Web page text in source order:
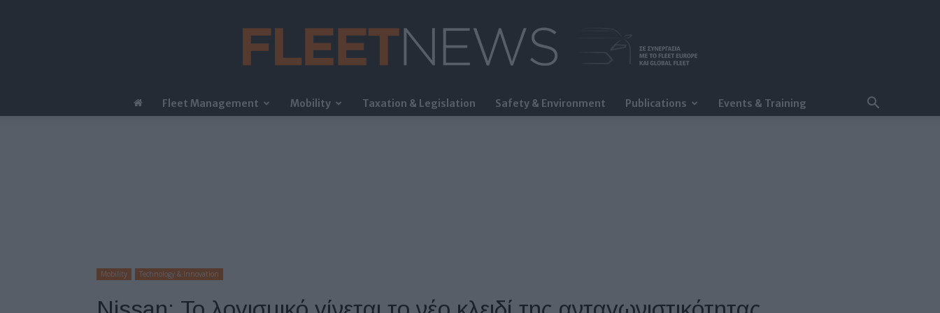
FleetNews
Fleet Management Mobility Taxation & Legislation Safety & Environment Publications Events & Training
Mobility Technology & Innovation